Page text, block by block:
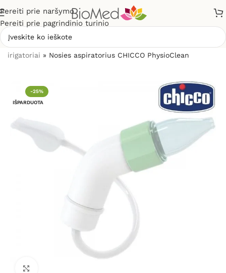
Pereiti prie naršymo
Pereiti prie pagrindinio turinio
irigatoriai » Nosies aspiratorius CHICCO PhysioClean
-25%
IŠPARDUOTA